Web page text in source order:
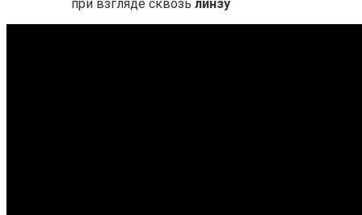
при взгляде сквозь линзу